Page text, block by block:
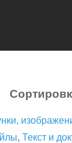
, Текст и